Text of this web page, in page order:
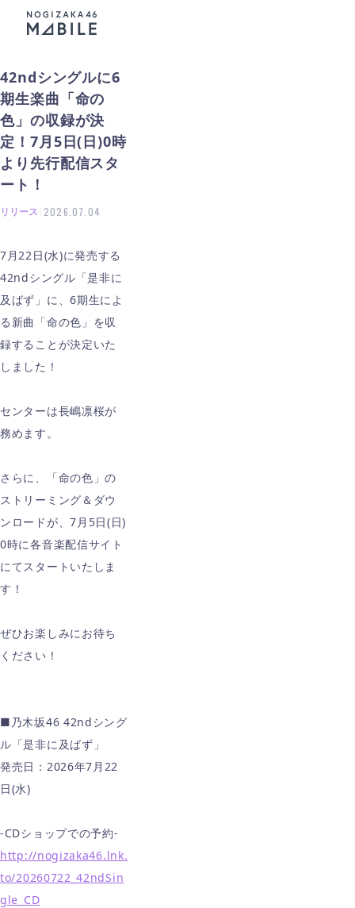
42ndシングルに6
期生楽曲「命の
色」の収録が決
定！7月5日(日)0時
より先行配信スタ
ート！
リリース 2026.07.04
7月22日(水)に発売する
42ndシングル「是非に
及ばず」に、6期生によ
る新曲「命の色」を収
録することが決定いた
しました！
センターは長嶋凛桜が
務めます。
さらに、「命の色」の
ストリーミング＆ダウ
ンロードが、7月5日(日)
0時に各音楽配信サイト
にてスタートいたしま
す！
ぜひお楽しみにお待ち
ください！
■乃木坂46 42ndシング
ル「是非に及ばず」
発売日：2026年7月22
日(水)
-CDショップでの予約-
http://nogizaka46.lnk.
to/20260722_42ndSin
gle_CD